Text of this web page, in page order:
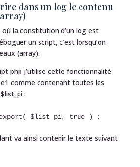
dans un log le contenu
où la constitution d’un log est
un script, c’est lorsqu’on
(array).
php j’utilise cette fonctionnalité
comme contenant toutes les
:
$list_pi, true ) ;
va ainsi contenir le texte suivant